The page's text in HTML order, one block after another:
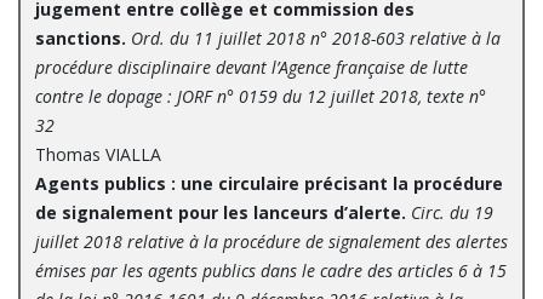
jugement entre collège et commission des
sanctions. Ord. du 11 juillet 2018 n° 2018-603 relative à la
procédure disciplinaire devant l’Agence française de lutte
contre le dopage : JORF n° 0159 du 12 juillet 2018, texte n°
32
Thomas VIALLA
Agents publics : une circulaire précisant la procédure
de signalement pour les lanceurs d’alerte. Circ. du 19
juillet 2018 relative à la procédure de signalement des alertes
émises par les agents publics dans le cadre des articles 6 à 15